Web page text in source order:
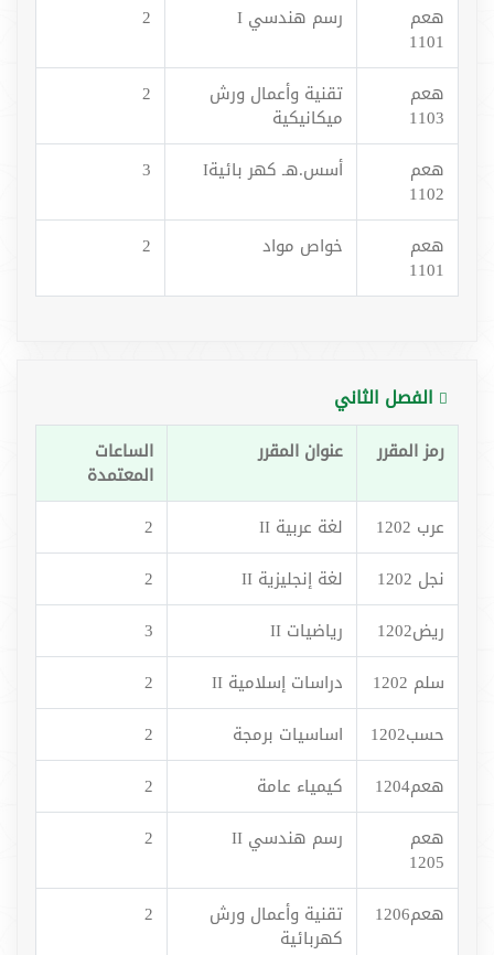
هعم
1101
رسم هندسي I 2
هعم
1103
تقنية وأعمال ورش
ميكانيكية
2
هعم
1102
أسس.هـ كهر بائيةI 3
هعم
1101
خواص مواد 2
الفصل الثاني
رمز المقرر عنوان المقرر الساعات
المعتمدة
عرب 1202
لغة عربية II
2
نجل 1202
لغة إنجليزية II
2
ريض1202
رياضيات II
3
سلم 1202
دراسات إسلامية II
2
حسب1202
اساسيات برمجة
2
هعم1204
كيمياء عامة
2
هعم
1205
رسم هندسي II 2
هعم1206 تقنية وأعمال ورش
كهربائية
2